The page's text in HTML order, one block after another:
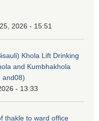
2026 - 15:51
Khola Lift Drinking
and Kumbhakhola
and08)
- 13:33
thakle to ward office